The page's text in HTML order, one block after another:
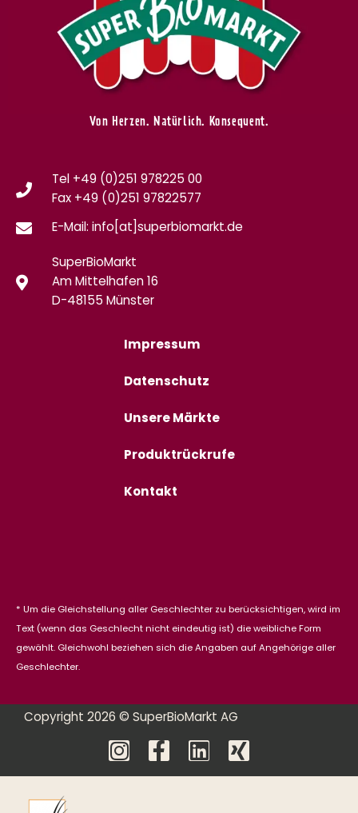
Von Herzen. Natürlich. Konsequent.
Tel +49 (0)251 978225 00
Fax +49 (0)251 97822577
E-Mail: info[at]superbiomarkt.de
SuperBioMarkt
Am Mittelhafen 16
D-48155 Münster
Impressum
Datenschutz
Unsere Märkte
Produktrückrufe
Kontakt
* Um die Gleichstellung aller Geschlechter zu berücksichtigen, wird im
Text (wenn das Geschlecht nicht eindeutig ist) die weibliche Form
gewählt. Gleichwohl beziehen sich die Angaben auf Angehörige aller
Geschlechter.
Copyright 2026 © SuperBioMarkt AG